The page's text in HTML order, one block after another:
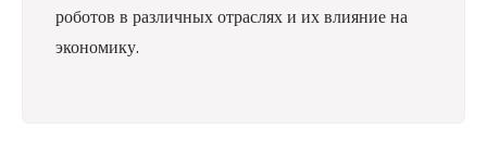
роботов в различных отраслях и их влияние на
экономику.